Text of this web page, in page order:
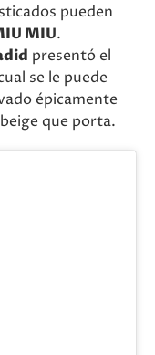
pueden
MIU.
presentó el
se le puede
épicamente
beige que porta.